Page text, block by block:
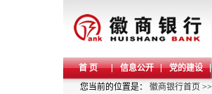
首 页 信息公开 党的建设
您当前的位置是： 徽商银行首页 >>